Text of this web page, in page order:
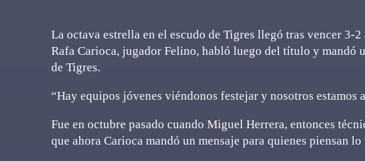
La octava estrella en el escudo de Tigres llegó tras vencer 3-
Rafa Carioca, jugador Felino, habló luego del título y mandó
de Tigres.
“Hay equipos jóvenes viéndonos festejar y nosotros estamos
Fue en octubre pasado cuando Miguel Herrera, entonces
que ahora Carioca mandó un mensaje para quienes piensan